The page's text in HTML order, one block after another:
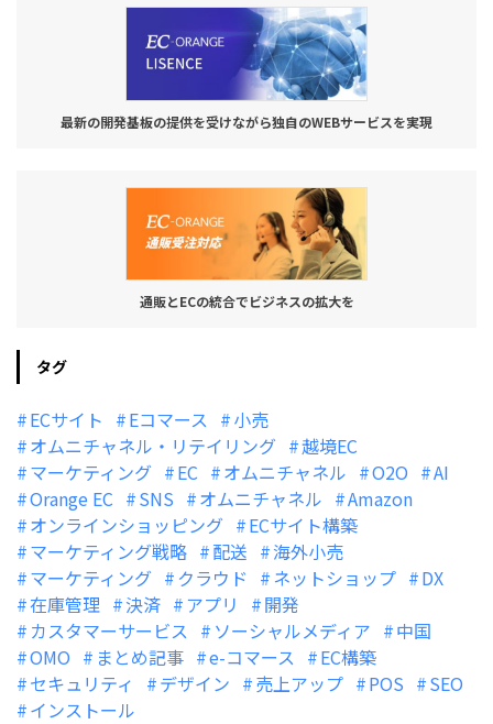
最新の開発基板の提供を受けながら独自のWEBサービスを実現
通販とECの統合でビジネスの拡大を
タグ
ECサイト Eコマース
小売
オムニチャネル・リテイリング
越境EC
マーケティング
EC オムニチャネル O2O
AI
Orange EC
SNS オムニチャネル
Amazon
オンラインショッピング
ECサイト構築
マーケティング戦略
配送
海外小売
マーケティング
クラウド ネットショップ
DX
在庫管理
決済 アプリ
開発
カスタマーサービス
ソーシャルメディア
中国
OMO
まとめ記事 e-コマース
EC構築
セキュリティ
デザイン 売上アップ POS
SEO
インストール